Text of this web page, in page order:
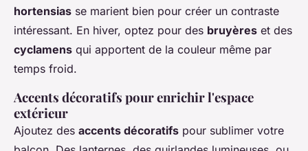
hortensias se marient bien pour créer un contraste
intéressant. En hiver, optez pour des bruyères et des
cyclamens qui apportent de la couleur même par
temps froid.
Accents décoratifs pour enrichir l'espace
extérieur
Ajoutez des accents décoratifs pour sublimer votre